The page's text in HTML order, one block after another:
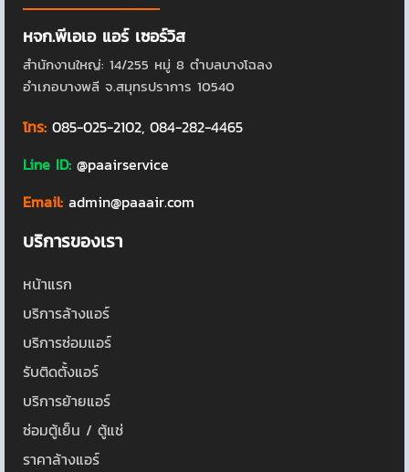
หจก.พีเอเอ แอร์ เซอร์วิส
สำนักงานใหญ่: 14/255 หมู่ 8 ตำบลบางโฉลง
อำเภอบางพลี จ.สมุทรปราการ 10540
โทร: 085-025-2102, 084-282-4465
Line ID: @paairservice
Email: admin@paaair.com
บริการของเรา
หน้าแรก
บริการล้างแอร์
บริการซ่อมแอร์
รับติดตั้งแอร์
บริการย้ายแอร์
ซ่อมตู้เย็น / ตู้แช่
ราคาล้างแอร์